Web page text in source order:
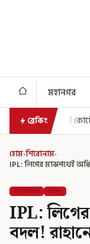
মহানগর
ব্রেকিং
থেঁতলানো
হোম›শিরোনাম›
IPL: লিগের মাঝপথেই
শিরোনাম খেলা
IPL:
বদল!